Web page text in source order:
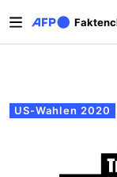
Primäre
US-Wahlen 2020